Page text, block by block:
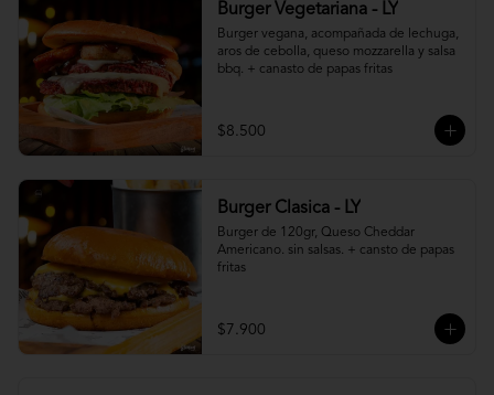
Burger Vegetariana - LY
Burger vegana, acompañada de lechuga,
aros de cebolla, queso mozzarella y salsa
bbq. + canasto de papas fritas
$8.500
Burger Clasica - LY
Burger de 120gr, Queso Cheddar
Americano. sin salsas. + cansto de papas
fritas
$7.900